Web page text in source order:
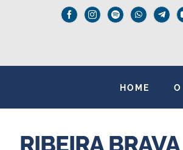
HOME
RIBEIRA BRAVA